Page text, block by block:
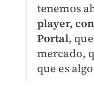
tenemos
player,
Portal,
mercado,
que es